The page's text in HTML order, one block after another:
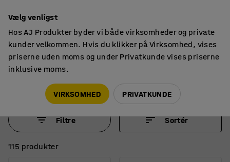
Andet tilbehør til kontor
Filtre Sortér
115 produkter
Vælg venligst
Hos AJ Produkter byder vi både virksomheder og private
kunder velkommen. Hvis du klikker på Virksomhed, vises
priserne uden moms og under Privatkunde vises priserne
inklusive moms.
VIRKSOMHED PRIVATKUNDE